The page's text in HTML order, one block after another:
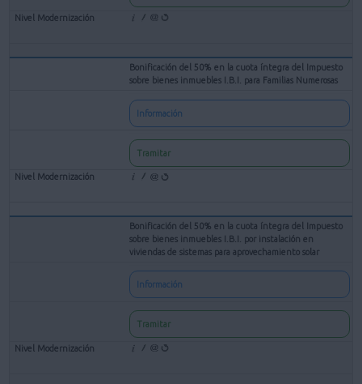
Bonificación del 50% en la cuota íntegra del Impuesto
sobre bienes inmuebles I.B.I. para Familias Numerosas
Información
Tramitar
Bonificación del 50% en la cuota íntegra del Impuesto
sobre bienes inmuebles I.B.I. por instalación en
viviendas de sistemas para aprovechamiento solar
Información
Tramitar